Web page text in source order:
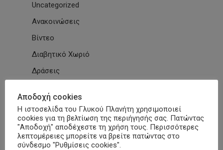
Uncategorized
Ανακοινώσεις
Βίντεο
Διαβητικό Χωριό
Δράσεις
Εθνικές & Διεθνείς Συμβάσεις
Εκδηλώσεις Συλλόγων
Εκπαίδευση
Αποδοχή cookies
Η ιστοσελίδα του Γλυκού Πλανήτη χρησιμοποιεί
cookies για τη βελτίωση της περιήγησής σας. Πατώντας
"Αποδοχή" αποδέχεστε τη χρήση τους. Περισσότερες
λεπτομέρειες μπορείτε να βρείτε πατώντας στο
σύνδεσμο "Ρυθμίσεις cookies".